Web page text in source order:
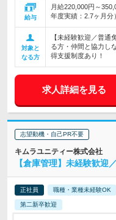
給与
月給220,000円～
年度実績：2.7ヶ月
対象と
なる方
【未経験歓迎／普通
る方・仲間と協力し
得支援制度あり！
求人詳細を見る
志望動機・自己PR不要
キムラユニティー株式会社
【倉庫管理】未経験歓迎
正社員 職種・業種未経験OK
第二新卒歓迎